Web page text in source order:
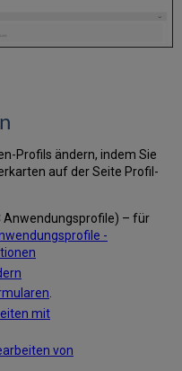
Profils ändern, indem Sie
auf der Seite Profil-
Anwendungsprofile) – für
-
.
mit
von